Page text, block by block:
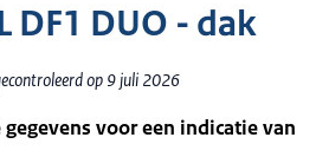
DF1 DUO - dak
op 9 juli 2026
voor een indicatie van